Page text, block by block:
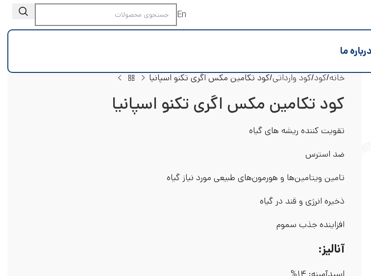
En
درباره ما
خانه کود کود وارداتی کود تکامین مکس اگری تکنو اسپانیا
کود تکامین مکس اگری تکنو اسپانیا
تقویت کننده ریشه های گیاه
ضد استرس
تامین ویتامین‌ها و هورمون‌های طبیعی مورد نیاز گیاه
ذخیره انرژی و قند در گیاه
افزاینده جذب سموم
آنالیز: